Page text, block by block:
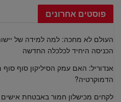
פוסטים אחרונים
הכניסה היחיד לכלכלה החדשה
אנדוריל: האם עמק הסיליקון סוף
הדמוקרטיה?
לקחים מכישלון חמור באבטחת